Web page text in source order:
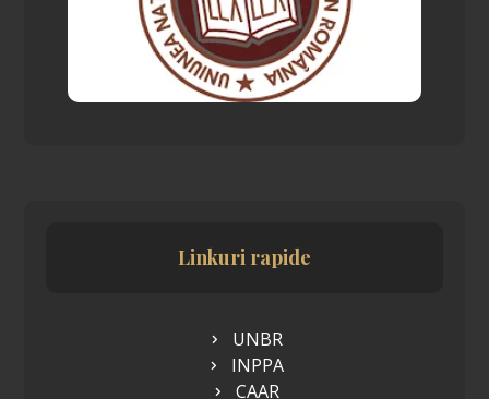
Linkuri rapide
UNBR
INPPA
CAAR